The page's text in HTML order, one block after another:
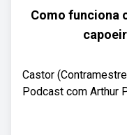
Como funciona
Castor
Podcast com Arthur